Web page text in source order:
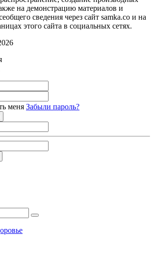
на демонстрацию материалов и
сведения через сайт samka.co и на
этого сайта в социальных сетях.
меня Забыли пароль?